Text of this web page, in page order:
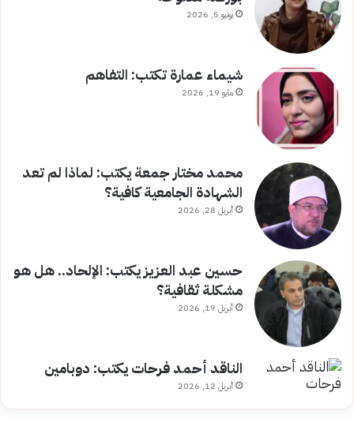
يونيو 5, 2026
شيماء عمارة تكتب: التفاهم
مايو 19, 2026
محمد مختار جمعة يكتب: لماذا لم تعد
الشهادة الجامعية كافية؟
أبريل 28, 2026
حسين عبد العزيز يكتب: الإلحاد.. هل هو
مشكلة ثقافية؟
أبريل 19, 2026
الناقد أحمد فرحات يكتب: دوبامين
أبريل 12, 2026